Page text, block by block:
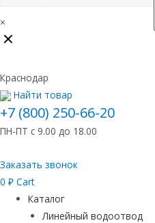
×
Краснодар
Найти товар
+7 (800) 250-66-20
ПН-ПТ с 9.00 до 18.00
Заказать звонок
0 ₽ Cart
Каталог
Линейный водоотвод